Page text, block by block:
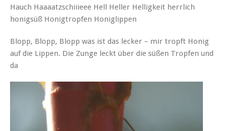
Hauch Haaaatzschiiieee Hell Heller Helligkeit herrlich
honigsüß Honigtropfen Honiglippen
Blopp, Blopp, Blopp was ist das lecker – mir tropft Honig
auf die Lippen. Die Zunge leckt über die süßen Tropfen und
da